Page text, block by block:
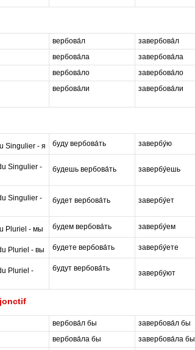
вербова́л
завербова́л
вербова́ла
завербова́ла
вербова́ло
завербова́ло
вербова́ли завербова́ли
Singulier - я буду вербова́ть завербу́юm
Singulier -
будешь вербова́ть завербу́ешьa
Singulier -
будет вербова́ть завербу́етs
Pluriel - мы будем вербова́ть завербу́емt
Pluriel - вы будете вербова́ть завербу́ете
Pluriel -
будут вербова́ть
завербу́ютr
вербова́л бы
завербова́л бы
вербова́ла бы
завербова́ла бы